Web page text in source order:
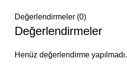
Değerlendirmeler (0)
Değerlendirmeler
Henüz değerlendirme yapılmadı.